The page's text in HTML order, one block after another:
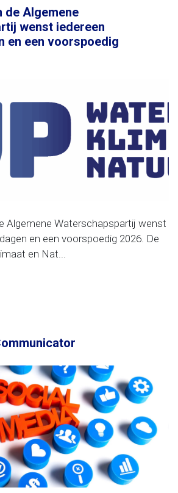
de Algemene
wenst iedereen
en een voorspoedig
Algemene Waterschapspartij wenst
en een voorspoedig 2026. De
en Nat...